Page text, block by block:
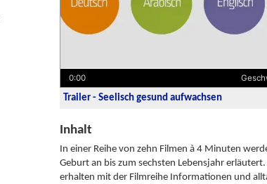
0:00
Trailer - Seelisch gesund aufwachsen
Inhalt
In einer Reihe von zehn Filmen à 4 Minuten
Geburt an bis zum sechsten Lebensjahr
erhalten mit der Filmreihe Informationen und